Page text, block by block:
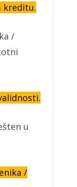
kreditu.
/
u
/